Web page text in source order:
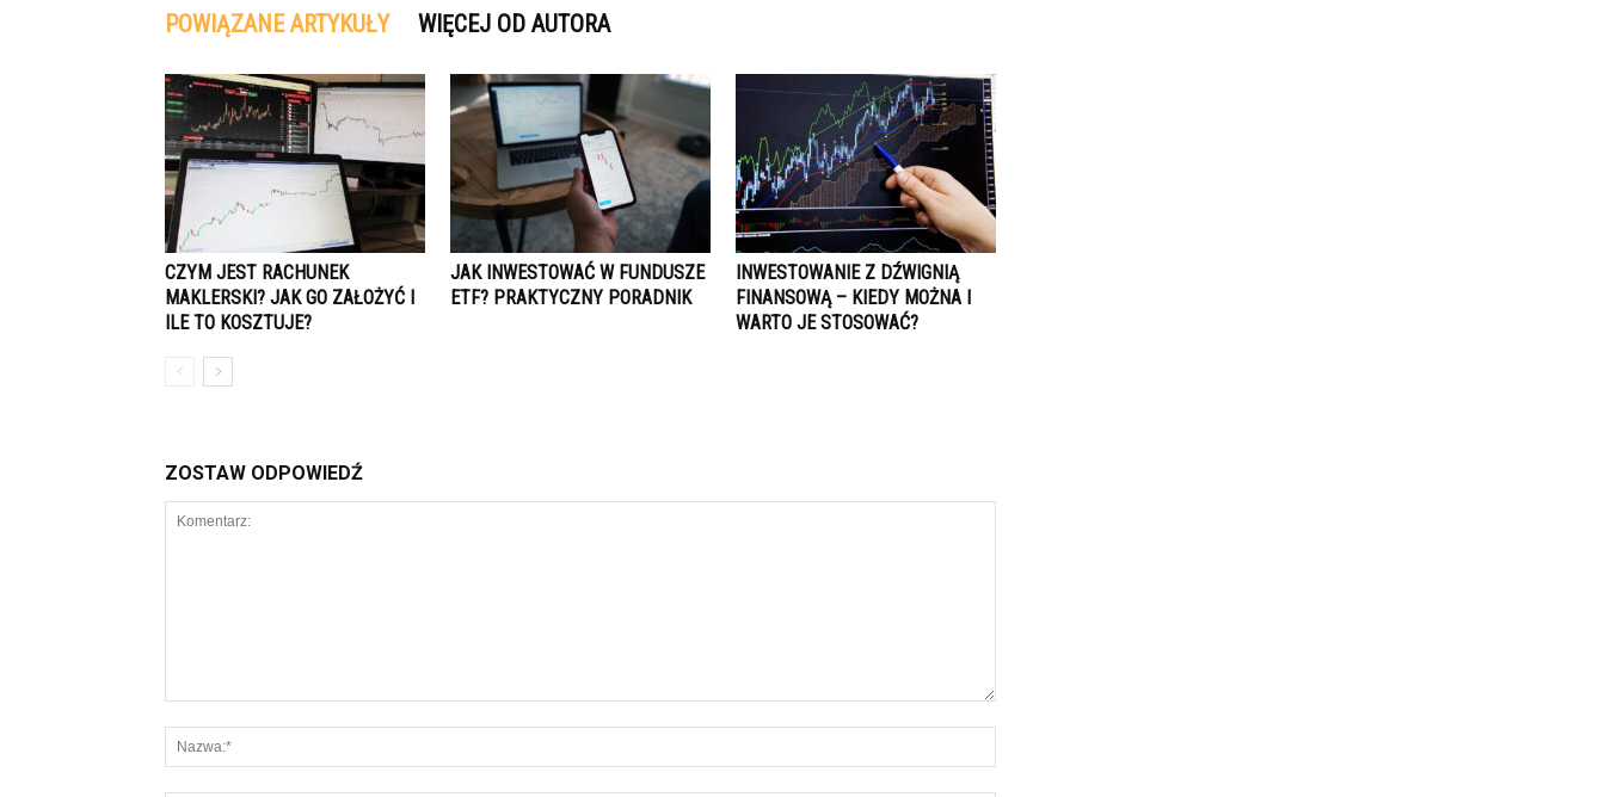
POWIĄZANE ARTYKUŁY WIĘCEJ OD AUTORA
CZYM JEST RACHUNEK
MAKLERSKI? JAK GO ZAŁOŻYĆ I
ILE TO KOSZTUJE?
JAK INWESTOWAĆ W FUNDUSZE
ETF? PRAKTYCZNY PORADNIK
INWESTOWANIE Z DŹWIGNIĄ
FINANSOWĄ – KIEDY MOŻNA I
WARTO JE STOSOWAĆ?
ZOSTAW ODPOWIEDŹ